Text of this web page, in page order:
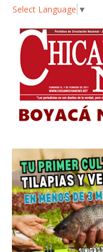
Select Language ▼